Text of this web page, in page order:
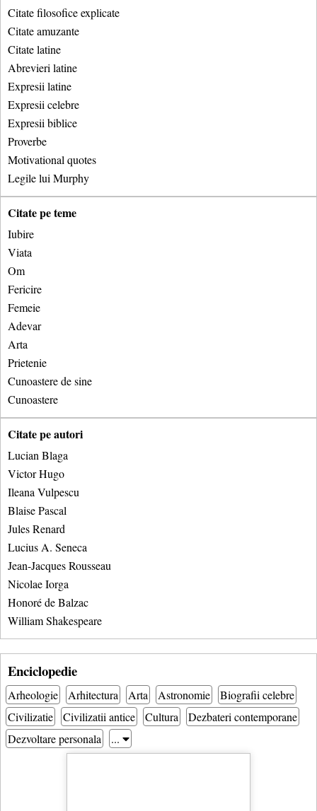
Citate filosofice explicate
Citate amuzante
Citate latine
Abrevieri latine
Expresii latine
Expresii celebre
Expresii biblice
Proverbe
Motivational quotes
Legile lui Murphy
Citate pe teme
Iubire
Viata
Om
Fericire
Femeie
Adevar
Arta
Prietenie
Cunoastere de sine
Cunoastere
Citate pe autori
Lucian Blaga
Victor Hugo
Ileana Vulpescu
Blaise Pascal
Jules Renard
Lucius A. Seneca
Jean-Jacques Rousseau
Nicolae Iorga
Honoré de Balzac
William Shakespeare
Enciclopedie
Arheologie Arhitectura Arta Astronomie
Biografii celebre
Civilizatie
Civilizatii antice Cultura
Dezbateri contemporane
Dezvoltare personala
...